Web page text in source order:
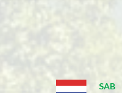
SAB